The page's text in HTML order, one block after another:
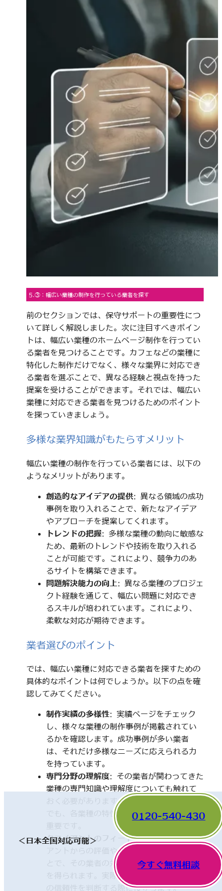
5.③：幅広い業種の制作を行っている業者を探す
前のセクションでは、保守サポートの重要性につ
いて詳しく解説しました。次に注目すべきポイン
トは、幅広い業種のホームページ制作を行ってい
る業者を見つけることです。カフェなどの業種に
特化した制作だけでなく、様々な業界に対応でき
る業者を選ぶことで、異なる経験と視点を持った
提案を受けることができます。それでは、幅広い
業種に対応できる業者を見つけるためのポイント
を探っていきましょう。
多様な業界知識がもたらすメリット
幅広い業種の制作を行っている業者には、以下の
ようなメリットがあります。
創造的なアイデアの提供: 異なる領域の成功
事例を取り入れることで、新たなアイデア
やアプローチを提案してくれます。
トレンドの把握: 多様な業種の動向に敏感な
ため、最新のトレンドや技術を取り入れる
ことが可能です。これにより、競争力のあ
るサイトを構築できます。
問題解決能力の向上: 異なる業種のプロジェ
クト経験を通じて、幅広い問題に対応でき
るスキルが培われています。これにより、
柔軟な対応が期待できます。
業者選びのポイント
では、幅広い業種に対応できる業者を探すための
具体的なポイントは何でしょうか。以下の点を確
認してみてください。
制作実績の多様性: 実績ページをチェック
し、様々な業種の制作事例が掲載されてい
るかを確認します。成功事例が多い業者
は、それだけ多様なニーズに応えられる力
を持っています。
専門分野の理解度: その業者が関わってきた
業種の専門知識や理解度についても触れて
おく必要があります。一見、異なった分野
でも、各業種の特性を理解していることが
クライアントのフィードバック: 他のクライ
アントからの評価やレビューを確認するこ
とで、その業者の対応や成果に関する情報
を得られます。実際の利用者の声は、業者
の信頼性を判断する際に役立ちます。
＜日本全国対応可能＞
0120-540-430
今すぐ無料相談